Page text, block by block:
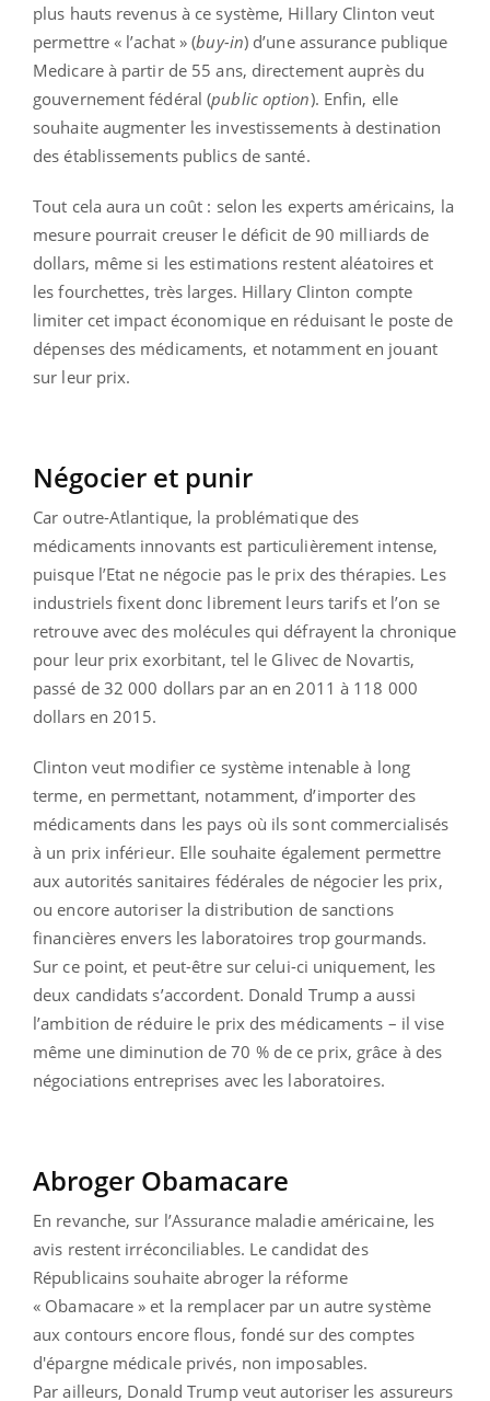
plus hauts revenus à ce système, Hillary Clinton veut
permettre « l’achat » (buy-in) d’une assurance publique
Medicare à partir de 55 ans, directement auprès du
gouvernement fédéral (public option). Enfin, elle
souhaite augmenter les investissements à destination
des établissements publics de santé.
Tout cela aura un coût : selon les experts américains, la
mesure pourrait creuser le déficit de 90 milliards de
dollars, même si les estimations restent aléatoires et
les fourchettes, très larges. Hillary Clinton compte
limiter cet impact économique en réduisant le poste de
dépenses des médicaments, et notamment en jouant
sur leur prix.
Négocier et punir
Car outre-Atlantique, la problématique des
médicaments innovants est particulièrement intense,
puisque l’Etat ne négocie pas le prix des thérapies. Les
industriels fixent donc librement leurs tarifs et l’on se
retrouve avec des molécules qui défrayent la chronique
pour leur prix exorbitant, tel le Glivec de Novartis,
passé de 32 000 dollars par an en 2011 à 118 000
dollars en 2015.
Clinton veut modifier ce système intenable à long
terme, en permettant, notamment, d’importer des
médicaments dans les pays où ils sont commercialisés
à un prix inférieur. Elle souhaite également permettre
aux autorités sanitaires fédérales de négocier les prix,
ou encore autoriser la distribution de sanctions
financières envers les laboratoires trop gourmands.
Sur ce point, et peut-être sur celui-ci uniquement, les
deux candidats s’accordent. Donald Trump a aussi
l’ambition de réduire le prix des médicaments – il vise
même une diminution de 70 % de ce prix, grâce à des
négociations entreprises avec les laboratoires.
Abroger Obamacare
En revanche, sur l’Assurance maladie américaine, les
avis restent irréconciliables. Le candidat des
Républicains souhaite abroger la réforme
« Obamacare » et la remplacer par un autre système
aux contours encore flous, fondé sur des comptes
d'épargne médicale privés, non imposables.
Par ailleurs, Donald Trump veut autoriser les assureurs